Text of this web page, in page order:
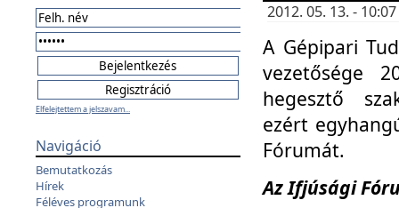
Elfelejtettem a jelszavam...
Navigáció
Bemutatkozás
Hírek
Féléves programunk
2012. 05. 13. -
A Gépipari
vezetősége
hegesztő
ezért
Fórumát.
Az Ifjúsági